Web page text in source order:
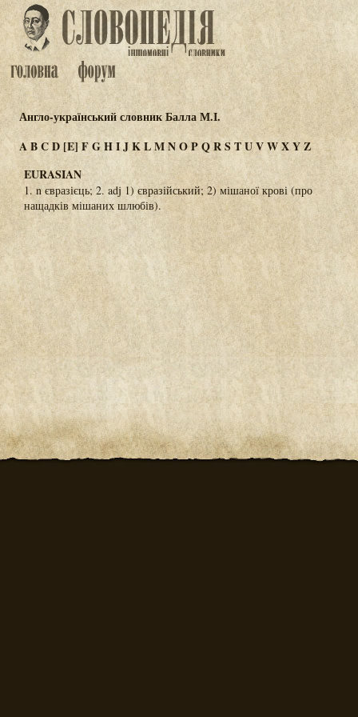
Англо-український словник Балла М.І.
ABCD[E] FGHIJKLMNOPQRSTUVWXYZ
EURASIAN
1. n євразієць; 2. adj 1) євразійський; 2) мішаної крові (про
нащадків мішаних шлюбів).